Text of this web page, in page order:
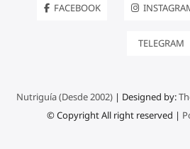
FACEBOOK
TELEGRAM
Nutriguía (Desde 2002)| Designed by:
© Copyright All right reserved |